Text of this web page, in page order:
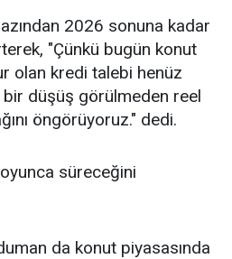
2026 sonuna kadar
"Çünkü bugün konut
olan kredi talebi henüz
bir düşüş görülmeden reel
öngörüyoruz." dedi.
süreceğini
da konut piyasasında